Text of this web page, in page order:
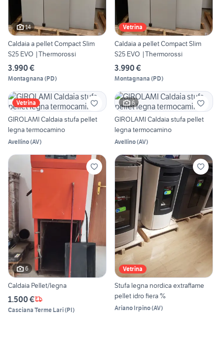
14
Caldaia a pellet Compact Slim
S25 EVO |Thermorossi
3.990 €
Montagnana (PD)
Vetrina
Caldaia a pellet Compact Slim
S25 EVO |Thermorossi
3.990 €
Montagnana (PD)
Vetrina
GIROLAMI Caldaia stufa pellet
legna termocamino
Avellino(AV)
6
GIROLAMI Caldaia stufa pellet
legna termocamino
Avellino(AV)
6
Caldaia Pellet/legna
1.500 €
Casciana Terme Lari(PI)
Vetrina
Stufa legna nordica extraflame
pellet idro fiera %
Ariano Irpino(AV)